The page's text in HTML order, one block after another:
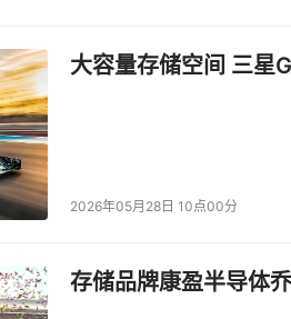
大容量存储空间 三星
2026年05月28日 10点00分
存储品牌康盈半导体